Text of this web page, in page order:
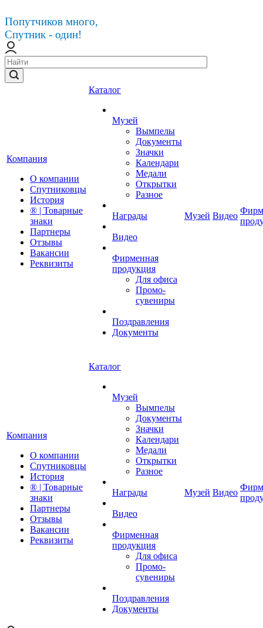
Попутчиков много,
Спутник - один!
Компания
О компании
Спутниковцы
История
® | Товарные
знаки
Партнеры
Отзывы
Вакансии
Реквизиты
Каталог
Музей
Вымпелы
Документы
Значки
Календари
Медали
Открытки
Разное
Награды
Видео
Фирменная
продукция
Для офиса
Промо-
сувениры
Поздравления
Документы
Музей Видео
Компания
О компании
Спутниковцы
История
® | Товарные
знаки
Партнеры
Отзывы
Вакансии
Реквизиты
Каталог
Музей
Вымпелы
Документы
Значки
Календари
Медали
Открытки
Разное
Награды
Видео
Фирменная
продукция
Для офиса
Промо-
сувениры
Поздравления
Документы
Музей Видео